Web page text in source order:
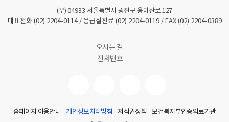
(우)04933 서울특별시 광진구 용마산로 127
대표전화 (02) 2204-0114/ 응급실진료 (02) 2204-0119/ FAX (02) 2204-0389
오시는 길
전화번호
홈페이지 이용안내 개인정보처리방침 저작권정책
보건복지부인증의료기관